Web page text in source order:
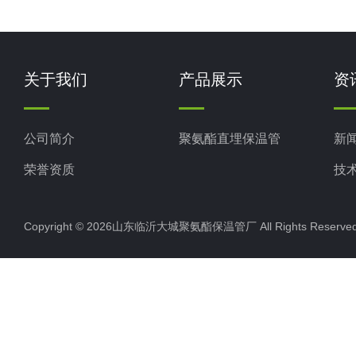
关于我们
公司简介
荣誉资质
产品展示
聚氨酯直埋保温管
资
新
技
Copyright © 2026山东临沂大城聚氨酯保温管厂 All Rights